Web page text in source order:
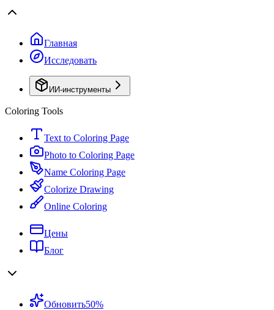
Главная
Исследовать
ИИ-инструменты
Coloring Tools
Text to Coloring Page
Photo to Coloring Page
Name Coloring Page
Colorize Drawing
Online Coloring
Цены
Блог
Обновить50%